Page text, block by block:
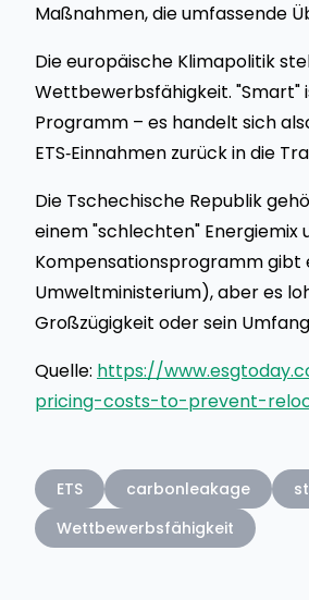
Maßnahmen, die umfassende
Die europäische Klimapolitik
Wettbewerbsfähigkeit. "Smart"
Programm – es handelt sich
ETS‑Einnahmen zurück in die
Die Tschechische Republik
einem "schlechten" Energiemix
Kompensationsprogramm gibt
Umweltministerium), aber es
Großzügigkeit oder sein
Quelle: https://
pricing-costs-to-prevent-
ETS carbonleakage
Wettbewerbsfähigkeit